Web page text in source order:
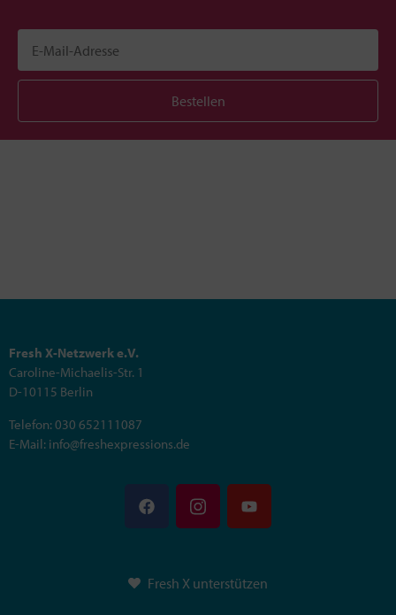
Bestellen
Fresh X-Netzwerk e.V.
Caroline-Michaelis-Str. 1
D-10115 Berlin
Telefon: 030 652111087
E-Mail: info@freshexpressions.de
Fresh X unterstützen